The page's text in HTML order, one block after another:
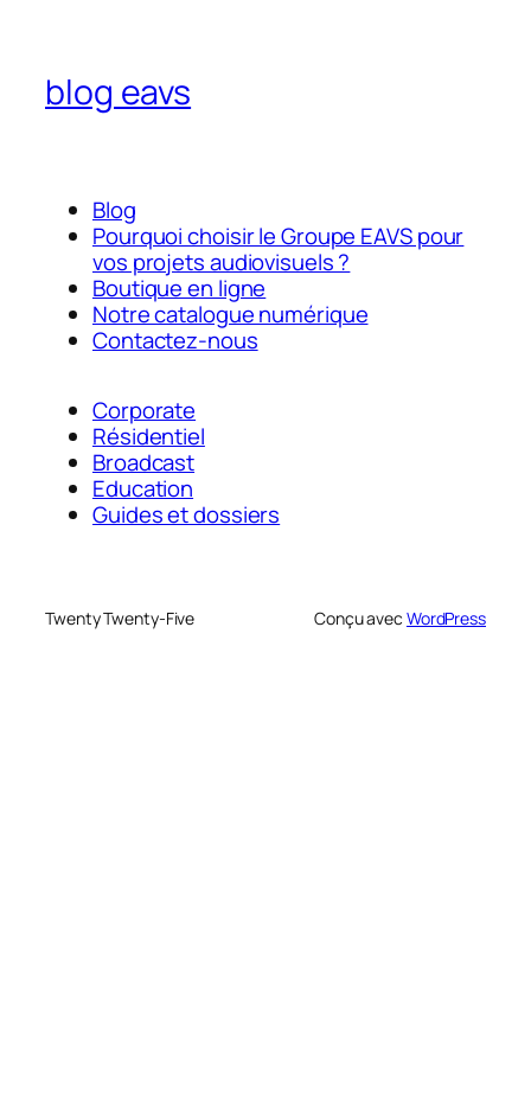
blog eavs
Blog
Pourquoi choisir le Groupe EAVS pour
vos projets audiovisuels ?
Boutique en ligne
Notre catalogue numérique
Contactez-nous
Corporate
Résidentiel
Broadcast
Education
Guides et dossiers
Twenty Twenty-Five Conçu avec WordPress